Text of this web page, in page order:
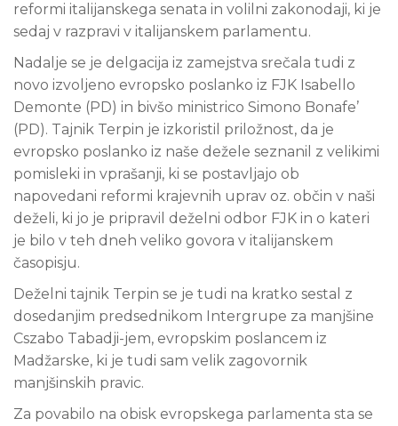
reformi italijanskega senata in volilni zakonodaji, ki je
sedaj v razpravi v italijanskem parlamentu.
Nadalje se je delgacija iz zamejstva srečala tudi z
novo izvoljeno evropsko poslanko iz FJK Isabello
Demonte (PD) in bivšo ministrico Simono Bonafe’
(PD). Tajnik Terpin je izkoristil priložnost, da je
evropsko poslanko iz naše dežele seznanil z velikimi
pomisleki in vprašanji, ki se postavljajo ob
napovedani reformi krajevnih uprav oz. občin v naši
deželi, ki jo je pripravil deželni odbor FJK in o kateri
je bilo v teh dneh veliko govora v italijanskem
časopisju.
Deželni tajnik Terpin se je tudi na kratko sestal z
dosedanjim predsednikom Intergrupe za manjšine
Cszabo Tabadji-jem, evropskim poslancem iz
Madžarske, ki je tudi sam velik zagovornik
manjšinskih pravic.
Za povabilo na obisk evropskega parlamenta sta se